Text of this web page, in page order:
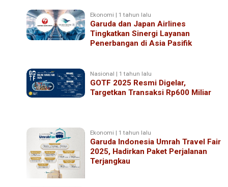
Ekonomi | 1 tahun lalu
Garuda dan Japan Airlines
Tingkatkan Sinergi Layanan
Penerbangan di Asia Pasifik
Nasional | 1 tahun lalu
GOTF 2025 Resmi Digelar,
Targetkan Transaksi Rp600 Miliar
Ekonomi | 1 tahun lalu
Garuda Indonesia Umrah Travel Fair
2025, Hadirkan Paket Perjalanan
Terjangkau